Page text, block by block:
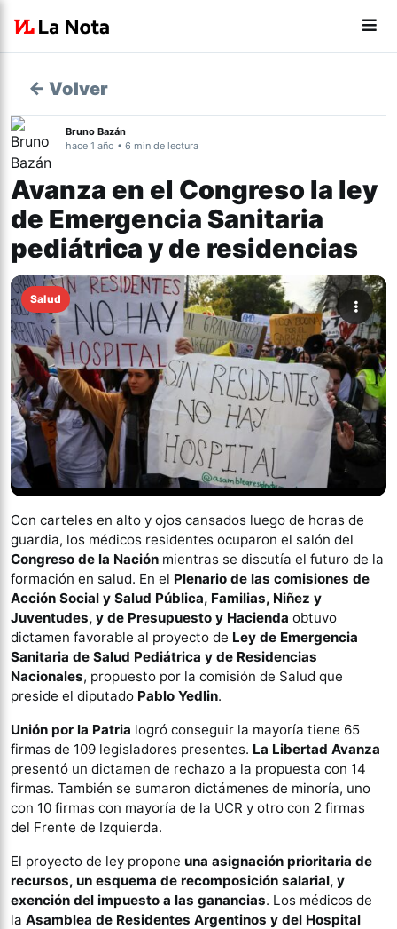
← Volver
Bruno Bazán
hace 1 año • 6 min de lectura
Avanza en el Congreso la ley
de Emergencia Sanitaria
pediátrica y de residencias
Salud
Con carteles en alto y ojos cansados luego de horas de
guardia, los médicos residentes ocuparon el salón del
Congreso de la Nación mientras se discutía el futuro de la
formación en salud. En el Plenario de las comisiones de
Acción Social y Salud Pública, Familias, Niñez y
Juventudes, y de Presupuesto y Hacienda obtuvo
dictamen favorable al proyecto de Ley de Emergencia
Sanitaria de Salud Pediátrica y de Residencias
Nacionales, propuesto por la comisión de Salud que
preside el diputado Pablo Yedlin.
Unión por la Patria logró conseguir la mayoría tiene 65
firmas de 109 legisladores presentes. La Libertad Avanza
presentó un dictamen de rechazo a la propuesta con 14
firmas. También se sumaron dictámenes de minoría, uno
con 10 firmas con mayoría de la UCR y otro con 2 firmas
del Frente de Izquierda.
El proyecto de ley propone una asignación prioritaria de
recursos, un esquema de recomposición salarial, y
exención del impuesto a las ganancias. Los médicos de
la Asamblea de Residentes Argentinos y del Hospital